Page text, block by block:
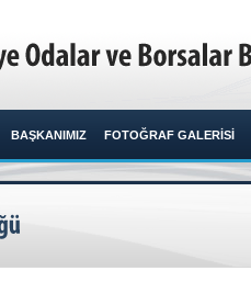
BAŞKANIMIZ FOTOĞRAF GALERİSİ